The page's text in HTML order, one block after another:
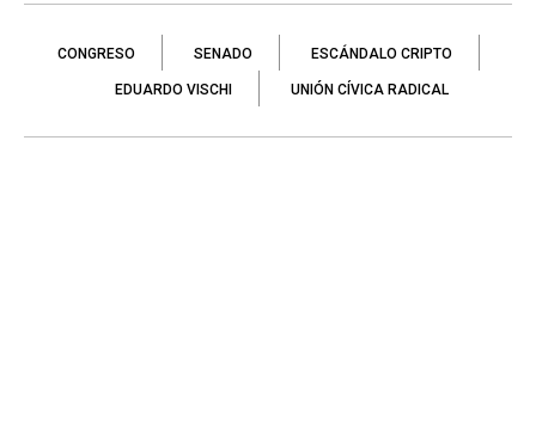
CONGRESO SENADO ESCÁNDALO CRIPTO
EDUARDO VISCHI UNIÓN CÍVICA RADICAL